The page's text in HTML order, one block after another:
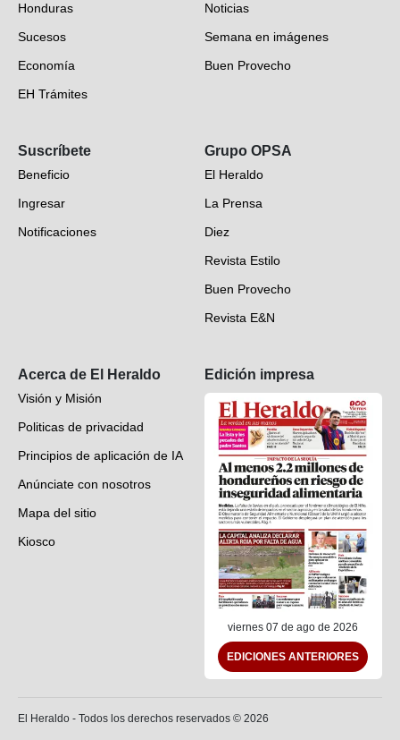
Honduras
Sucesos
Economía
EH Trámites
EH Verifica
Fotogalerías
Deportes
Videos
Noticias
Semana en imágenes
Buen Provecho
Suscríbete
Beneficio
Ingresar
Notificaciones
Grupo OPSA
El Heraldo
La Prensa
Diez
Revista Estilo
Buen Provecho
Revista E&N
Acerca de El Heraldo
Visión y Misión
Politicas de privacidad
Principios de aplicación de IA
Anúnciate con nosotros
Mapa del sitio
Kiosco
Edición impresa
viernes 07 de ago de 2026
EDICIONES ANTERIORES
El Heraldo - Todos los derechos reservados © 2026